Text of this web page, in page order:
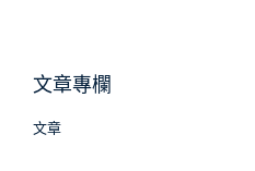
文章專欄
文章